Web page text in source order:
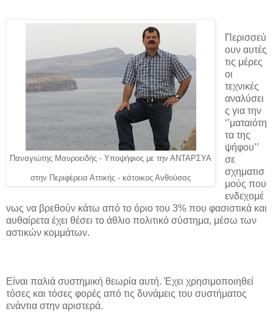
Παναγιώτης Μαυροειδής - Υποψήφιος με την ΑΝΤΑΡΣΥΑ
στην Περιφέρεια Αττικής - κάτοικος Ανθούσας
Περισσεύ
ουν αυτές
τις μέρες
οι
τεχνικές
αναλύσει
ς για την
‘’ματαιότη
τα της
ψήφου’’
σε
σχηματισ
μούς που
ενδεχομέ
νως να βρεθούν κάτω από το όριο του 3% που φασιστικά και
αυθαίρετα έχει θέσει το άθλιο πολιτικό σύστημα, μέσω των
αστικών κομμάτων.
Είναι παλιά συστημική θεωρία αυτή. Έχει χρησιμοποιηθεί
τόσες και τόσες φορές από τις δυνάμεις του συστήματος
ενάντια στην αριστερά.